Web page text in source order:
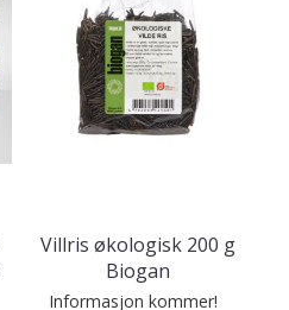
Villris økologisk 200 g
Biogan
Informasjon kommer!